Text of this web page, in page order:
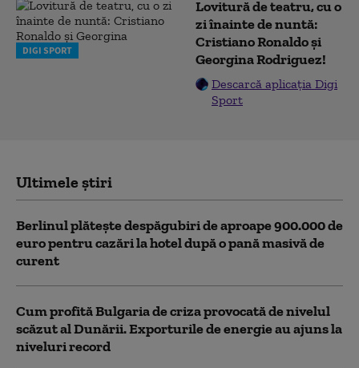
DIGI SPORT
Lovitură de teatru, cu o
zi înainte de nuntă:
Cristiano Ronaldo și
Georgina Rodriguez!
Descarcă aplicația Digi
Sport
Ultimele știri
Berlinul plăteşte despăgubiri de aproape 900.000 de
euro pentru cazări la hotel după o pană masivă de
curent
Cum profită Bulgaria de criza provocată de nivelul
scăzut al Dunării. Exporturile de energie au ajuns la
niveluri record